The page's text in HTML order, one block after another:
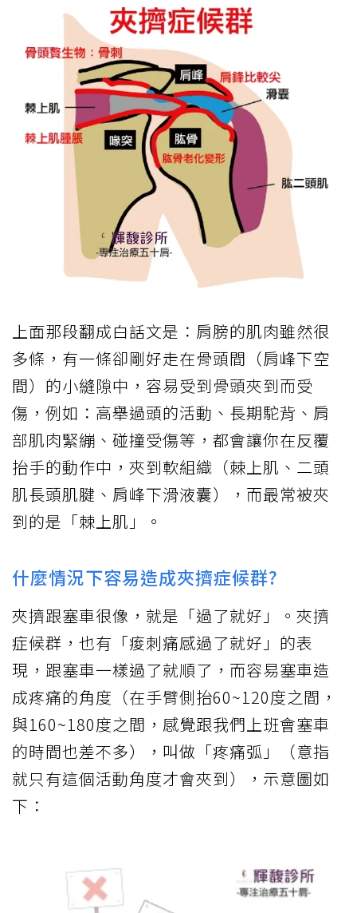
上面那段翻成白話文是：肩膀的肌肉雖然很
多條，有一條卻剛好走在骨頭間（肩峰下空
間）的小縫隙中，容易受到骨頭夾到而受
傷，例如：高舉過頭的活動、長期駝背、肩
部肌肉緊繃、碰撞受傷等，都會讓你在反覆
抬手的動作中，夾到軟組織（棘上肌、二頭
肌長頭肌腱、肩峰下滑液囊），而最常被夾
到的是「棘上肌」。
什麼情況下容易造成夾擠症候群?
夾擠跟塞車很像，就是「過了就好」。夾擠
症候群，也有「痠刺痛感過了就好」的表
現，跟塞車一樣過了就順了，而容易塞車造
成疼痛的角度（在手臂側抬60~120度之間，
與160~180度之間，感覺跟我們上班會塞車
的時間也差不多），叫做「疼痛弧」（意指
就只有這個活動角度才會夾到），示意圖如
下：